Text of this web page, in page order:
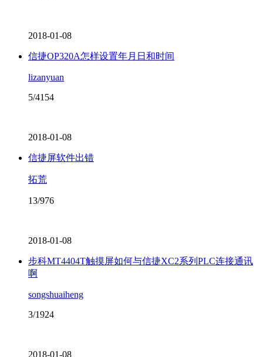
2018-01-08
信捷OP320A怎样设置年月日和时间
lizanyuan
5/4154
2018-01-08
信捷屏软件出错
拓荒
13/976
2018-01-08
步科MT4404T触摸屏如何与信捷XC2系列PLC连接通讯
啊
songshuaiheng
3/1924
2018-01-08